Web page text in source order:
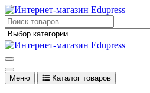
Перейти
к
содержимому
Edupress Uzbekistan, Edupress
английском языке
английском языке
Меню Каталог товаров